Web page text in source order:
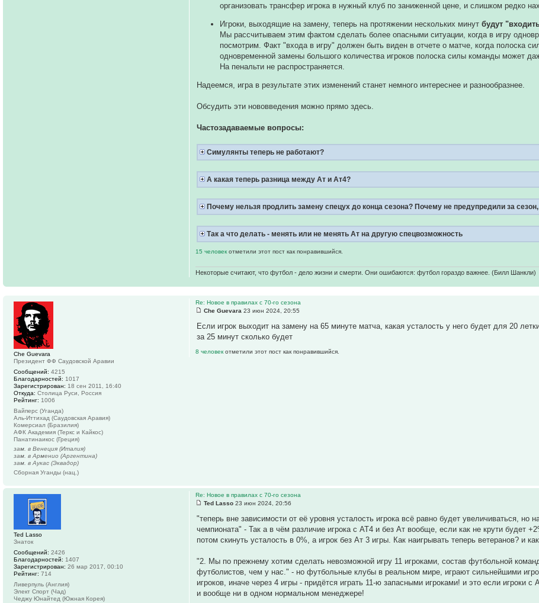
организовать трансфер игрока в нужный клуб по заниженной цене, и слишком редко
Игроки, выходящие на замену, теперь на протяжении нескольких минутбудут
Мы рассчитываем этим фактом сделать более опасными ситуации, когда в игру
посмотрим. Факт "входа в игру" должен быть виден в отчете о матче, когда полоска
одновременной замены большого количества игроков полоска силы команды может
На пенальти не распространяется.
Надеемся, игра в результате этих изменений станет немного интереснее и разнообразнее.
Обсудить эти нововведения можно прямо здесь.
Частозадаваемые вопросы:
Симулянты теперь не работают?
А какая теперь разница между Ат и Ат4?
Почему нельзя продлить замену спецух до конца сезона? Почему не предупредили за
Так а что делать - менять или не менять Ат на другую спецвозможность
15 человекотметили этот пост как понравившийся.
Некоторые считают, что футбол - дело жизни и смерти. Они ошибаются: футбол гораздо важнее. (Билл Шанкли)
Re: Новое в правилах с 70-го сезона
Che Guevara 23 июн 2024, 20:55
Если игрок выходит на замену на 65 минуте матча, какая усталость у него будет для 20
за 25 минут сколько будет
8 человекотметили этот пост как понравившийся.
Che Guevara
Президент ФФ Саудовской Аравии
Сообщений: 4215
Благодарностей: 1017
Зарегистрирован: 18 сен 2011, 16:40
Откуда: Столица Руси, Россия
Рейтинг: 1006
Вайперс (Уганда)
Аль-Иттихад (Саудовская Аравия)
Комерсиал (Бразилия)
АФК Академия (Теркс и Кайкос)
Панатинаикос (Греция)
зам. в Венеция (Италия)
зам. в Арменио (Аргентина)
зам. в Аукас (Эквадор)
Сборная Уганды (нац.)
Re: Новое в правилах с 70-го сезона
Ted Lasso 23 июн 2024, 20:56
"теперь вне зависимости от её уровня усталость игрока всё равно будет увеличиваться,
чемпионата" - Так а в чём различие игрока с АТ4 и без Ат вообще, если как не крути будет
потом скинуть усталость в 0%, а игрок без Ат 3 игры. Как наигрывать теперь ветеранов? и
"2. Мы по прежнему хотим сделать невозможной игру 11 игроками, состав футбольной
футболистов, чем у нас." - но футбольные клубы в реальном мире, играют сильнейшими
игроков, иначе через 4 игры - придётся играть 11-ю запасными игроками! и это если игроки
и вообще ни в одном нормальном менеджере!
Ted Lasso
Знаток
Сообщений: 2426
Благодарностей: 1407
Зарегистрирован: 26 мар 2017, 00:10
Рейтинг: 714
Ливерпуль (Англия)
Элект Спорт (Чад)
Чеджу Юнайтед (Южная Корея)